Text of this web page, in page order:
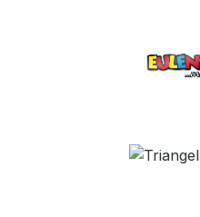
Bildergalerie überspringen